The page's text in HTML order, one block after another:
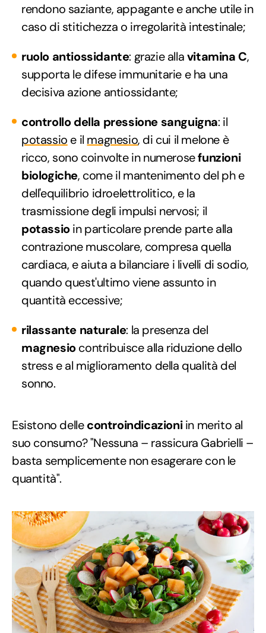
rendono saziante, appagante e anche utile in
caso di stitichezza o irregolarità intestinale;
ruolo antiossidante: grazie allavitamina C,
supporta le difese immunitarie e ha una
decisiva azione antiossidante;
controllo della pressione sanguigna: il
potassio e il magnesio, di cui il melone è
ricco, sono coinvolte in numerosefunzioni
biologiche, come il mantenimento del ph e
dell'equilibrio idroelettrolitico, e la
trasmissione degli impulsi nervosi; il
potassioin particolare prende parte alla
contrazione muscolare, compresa quella
cardiaca, e aiuta a bilanciare i livelli di sodio,
quando quest'ultimo viene assunto in
quantità eccessive;
rilassante naturale: la presenza del
magnesiocontribuisce alla riduzione dello
stress e al miglioramento della qualità del
sonno.
Esistono dellecontroindicazioniin merito al
suo consumo? "Nessuna – rassicura Gabrielli –
basta semplicemente non esagerare con le
quantità".